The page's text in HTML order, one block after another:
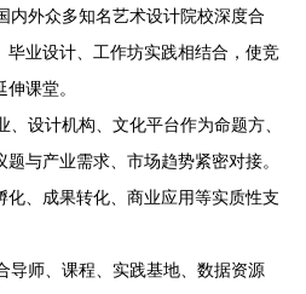
内外众多知名艺术设计院校深度合
毕业设计、工作坊实践相结合，使竞
课堂。
、设计机构、文化平台作为命题方、
与产业需求、市场趋势紧密对接。
、成果转化、商业应用等实质性支
导师、课程、实践基地、数据资源